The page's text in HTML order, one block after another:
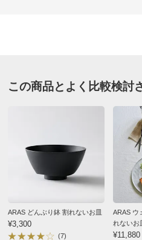
お支払い方法
■色：（ア）ブラック、（イ）
■素材：本体…綿80・ポリエ
97・ポリウレタン3％
■原産国：中国製
■商品により、刺しゅうの柄
サイズ記号 S
バスト
東京都 60代以上女性
薄手のトレーナーのような
胸のビジューもキレイで、
で、すぐに取れてしまうこ
どちらかといえばコンパク
トとの相性も良さそうです。
ブラックも欲しかったです
2025/07/22
この商品とよく比較検討
ARAS どんぶり鉢 割れないお皿
¥3,300
(7)
ARAS ウ
れないお
セット（
¥11,880